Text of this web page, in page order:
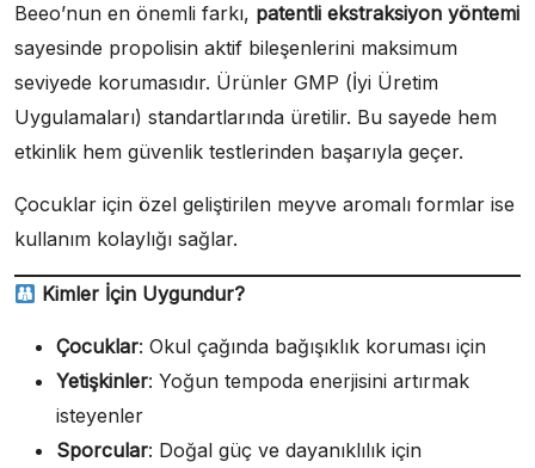
Beeo’nun en önemli farkı, patentli ekstraksiyon yöntemi
sayesinde propolisin aktif bileşenlerini maksimum
seviyede korumasıdır. Ürünler GMP (İyi Üretim
Uygulamaları) standartlarında üretilir. Bu sayede hem
etkinlik hem güvenlik testlerinden başarıyla geçer.
Çocuklar için özel geliştirilen meyve aromalı formlar ise
kullanım kolaylığı sağlar.
Kimler İçin Uygundur?
Çocuklar: Okul çağında bağışıklık koruması için
Yetişkinler: Yoğun tempoda enerjisini artırmak
isteyenler
Sporcular: Doğal güç ve dayanıklılık için